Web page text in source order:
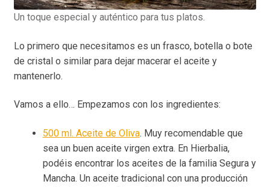
Un toque especial y auténtico para tus platos.
Lo primero que necesitamos es un frasco, botella o bote
de cristal o similar para dejar macerar el aceite y
mantenerlo.
Vamos a ello… Empezamos con los ingredientes:
500 ml. Aceite de Oliva. Muy recomendable que
sea un buen aceite virgen extra. En Hierbalia,
podéis encontrar los aceites de la familia Segura y
Mancha. Un aceite tradicional con una producción